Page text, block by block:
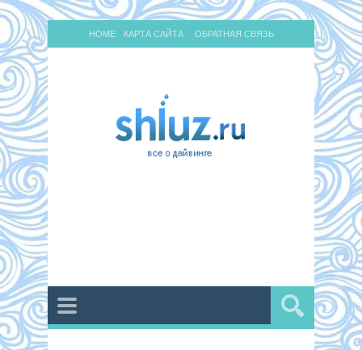
HOME КАРТА САЙТА ОБРАТНАЯ СВЯЗЬ